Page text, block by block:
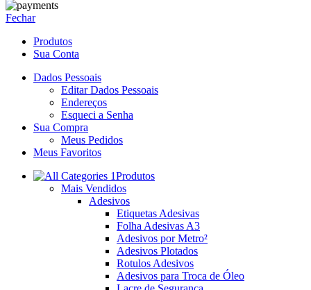
Fechar
Produtos
Sua Conta
Dados Pessoais
Editar Dados Pessoais
Endereços
Esqueci a Senha
Sua Compra
Meus Pedidos
Meus Favoritos
Produtos
Mais Vendidos
Adesivos
Etiquetas Adesivas
Folha Adesivas A3
Adesivos por Metro²
Adesivos Plotados
Rotulos Adesivos
Adesivos para Troca de Óleo